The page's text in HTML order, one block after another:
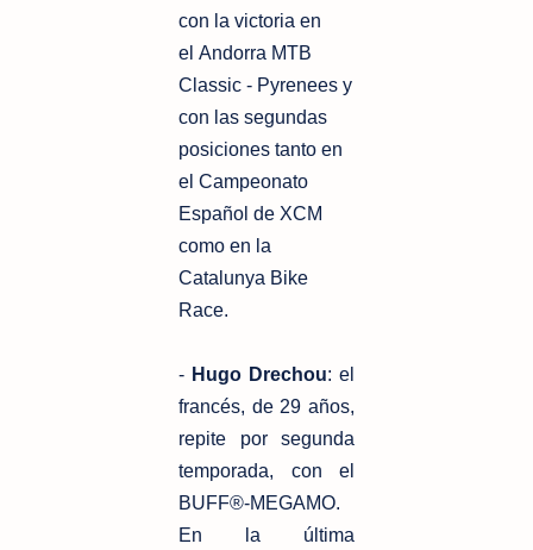
con la victoria en
el Andorra MTB
Classic - Pyrenees y
con las segundas
posiciones tanto en
el Campeonato
Español de XCM
como en la
Catalunya Bike
Race.
- Hugo Drechou: el
francés, de 29 años,
repite por segunda
temporada, con el
BUFF®-MEGAMO.
En la última